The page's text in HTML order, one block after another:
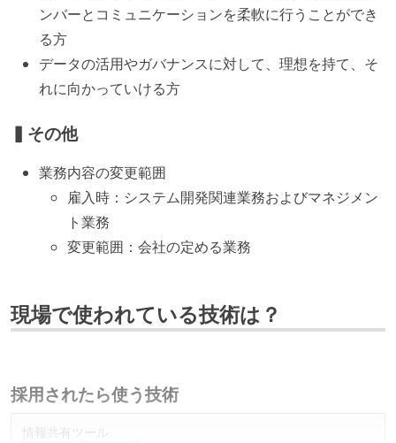
ンバーとコミュニケーションを柔軟に行うことができ
る方
データの活用やガバナンスに対して、理想を持て、そ
れに向かっていける方
▍その他
業務内容の変更範囲
雇入時：システム開発関連業務およびマネジメン
ト業務
変更範囲：会社の定める業務
現場で使われている技術は？
採用されたら使う技術
情報共有ツール